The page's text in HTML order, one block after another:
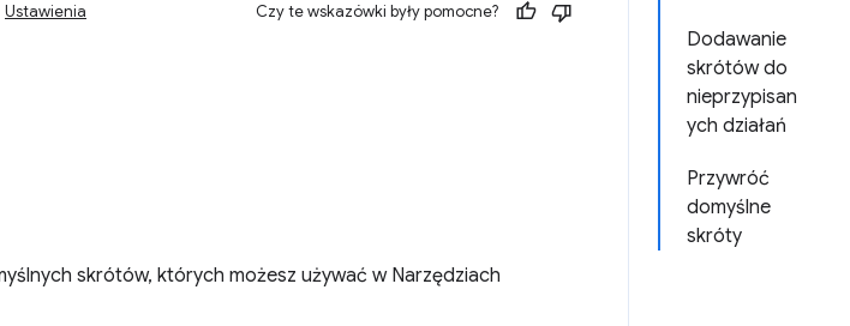
Dodawanie
skrótów do
nieprzypisan
ych działań
Przywróć
domyślne
skróty
Ustawienia Czy te wskazówki były pomocne?
skrótów, których możesz używać w Narzędziach